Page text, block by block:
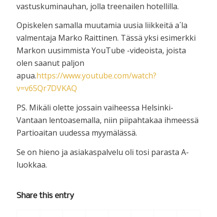
vastuskuminauhan, jolla treenailen hotellilla.
Opiskelen samalla muutamia uusia liikkeitä a´la
valmentaja Marko Raittinen. Tässä yksi esimerkki
Markon uusimmista YouTube -videoista, joista
olen saanut paljon
apua.https://www.youtube.com/watch?
v=v65Qr7DVKAQ
PS. Mikäli olette jossain vaiheessa Helsinki-
Vantaan lentoasemalla, niin piipahtakaa ihmeessä
Partioaitan uudessa myymälässä.
Se on hieno ja asiakaspalvelu oli tosi parasta A-
luokkaa.
Share this entry